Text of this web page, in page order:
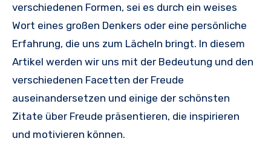
verschiedenen Formen, sei es durch ein weises
Wort eines großen Denkers oder eine persönliche
Erfahrung, die uns zum Lächeln bringt. In diesem
Artikel werden wir uns mit der Bedeutung und den
verschiedenen Facetten der Freude
auseinandersetzen und einige der schönsten
Zitate über Freude präsentieren, die inspirieren
und motivieren können.